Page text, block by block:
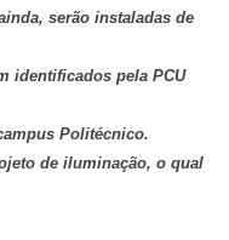
serão instaladas de
identificados pela PCU
Politécnico.
de iluminação, o qual